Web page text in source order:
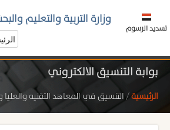
تسديد الرسوم
وزارة التربية والتعليم
بوابة التنسيق الالكتروني
الرئيسية/التنسيق في المعاهد التقنيه والعليا